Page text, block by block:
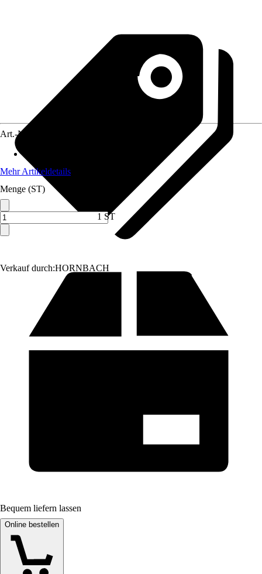
Verkauf durch:HORNBACH
Art.-Nr.
Mehr Artikeldetails
Menge (ST)
1 ST
Bequem liefern lassen
Online bestellen